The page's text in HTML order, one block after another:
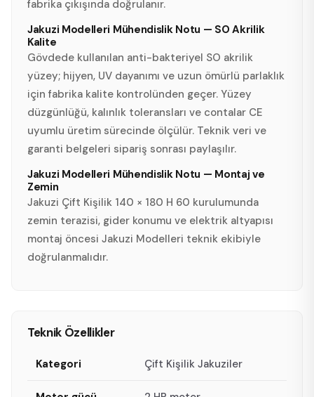
fabrika çıkışında doğrulanır.
Jakuzi Modelleri Mühendislik Notu — SO Akrilik
Kalite
Gövdede kullanılan anti-bakteriyel SO akrilik
yüzey; hijyen, UV dayanımı ve uzun ömürlü parlaklık
için fabrika kalite kontrolünden geçer. Yüzey
düzgünlüğü, kalınlık toleransları ve contalar CE
uyumlu üretim sürecinde ölçülür. Teknik veri ve
garanti belgeleri sipariş sonrası paylaşılır.
Jakuzi Modelleri Mühendislik Notu — Montaj ve
Zemin
Jakuzi Çift Kişilik 140 × 180 H 60 kurulumunda
zemin terazisi, gider konumu ve elektrik altyapısı
montaj öncesi Jakuzi Modelleri teknik ekibiyle
doğrulanmalıdır.
Teknik Özellikler
Kategori Çift Kişilik Jakuziler